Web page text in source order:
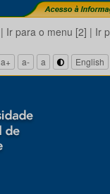
| Ir para o menu [2] | Ir
a+ a- a English